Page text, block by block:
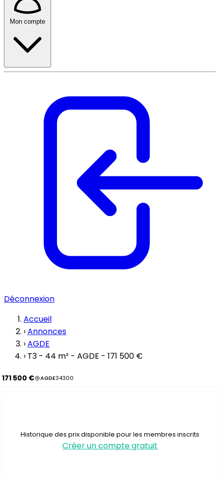
Mon compte
Déconnexion
Accueil
›Annonces
›AGDE
› T3 - 44 m² - AGDE - 171 500 €
171 500 € AGDE34300
Historique des prix disponible pour les membres inscrits
Créer un compte gratuit